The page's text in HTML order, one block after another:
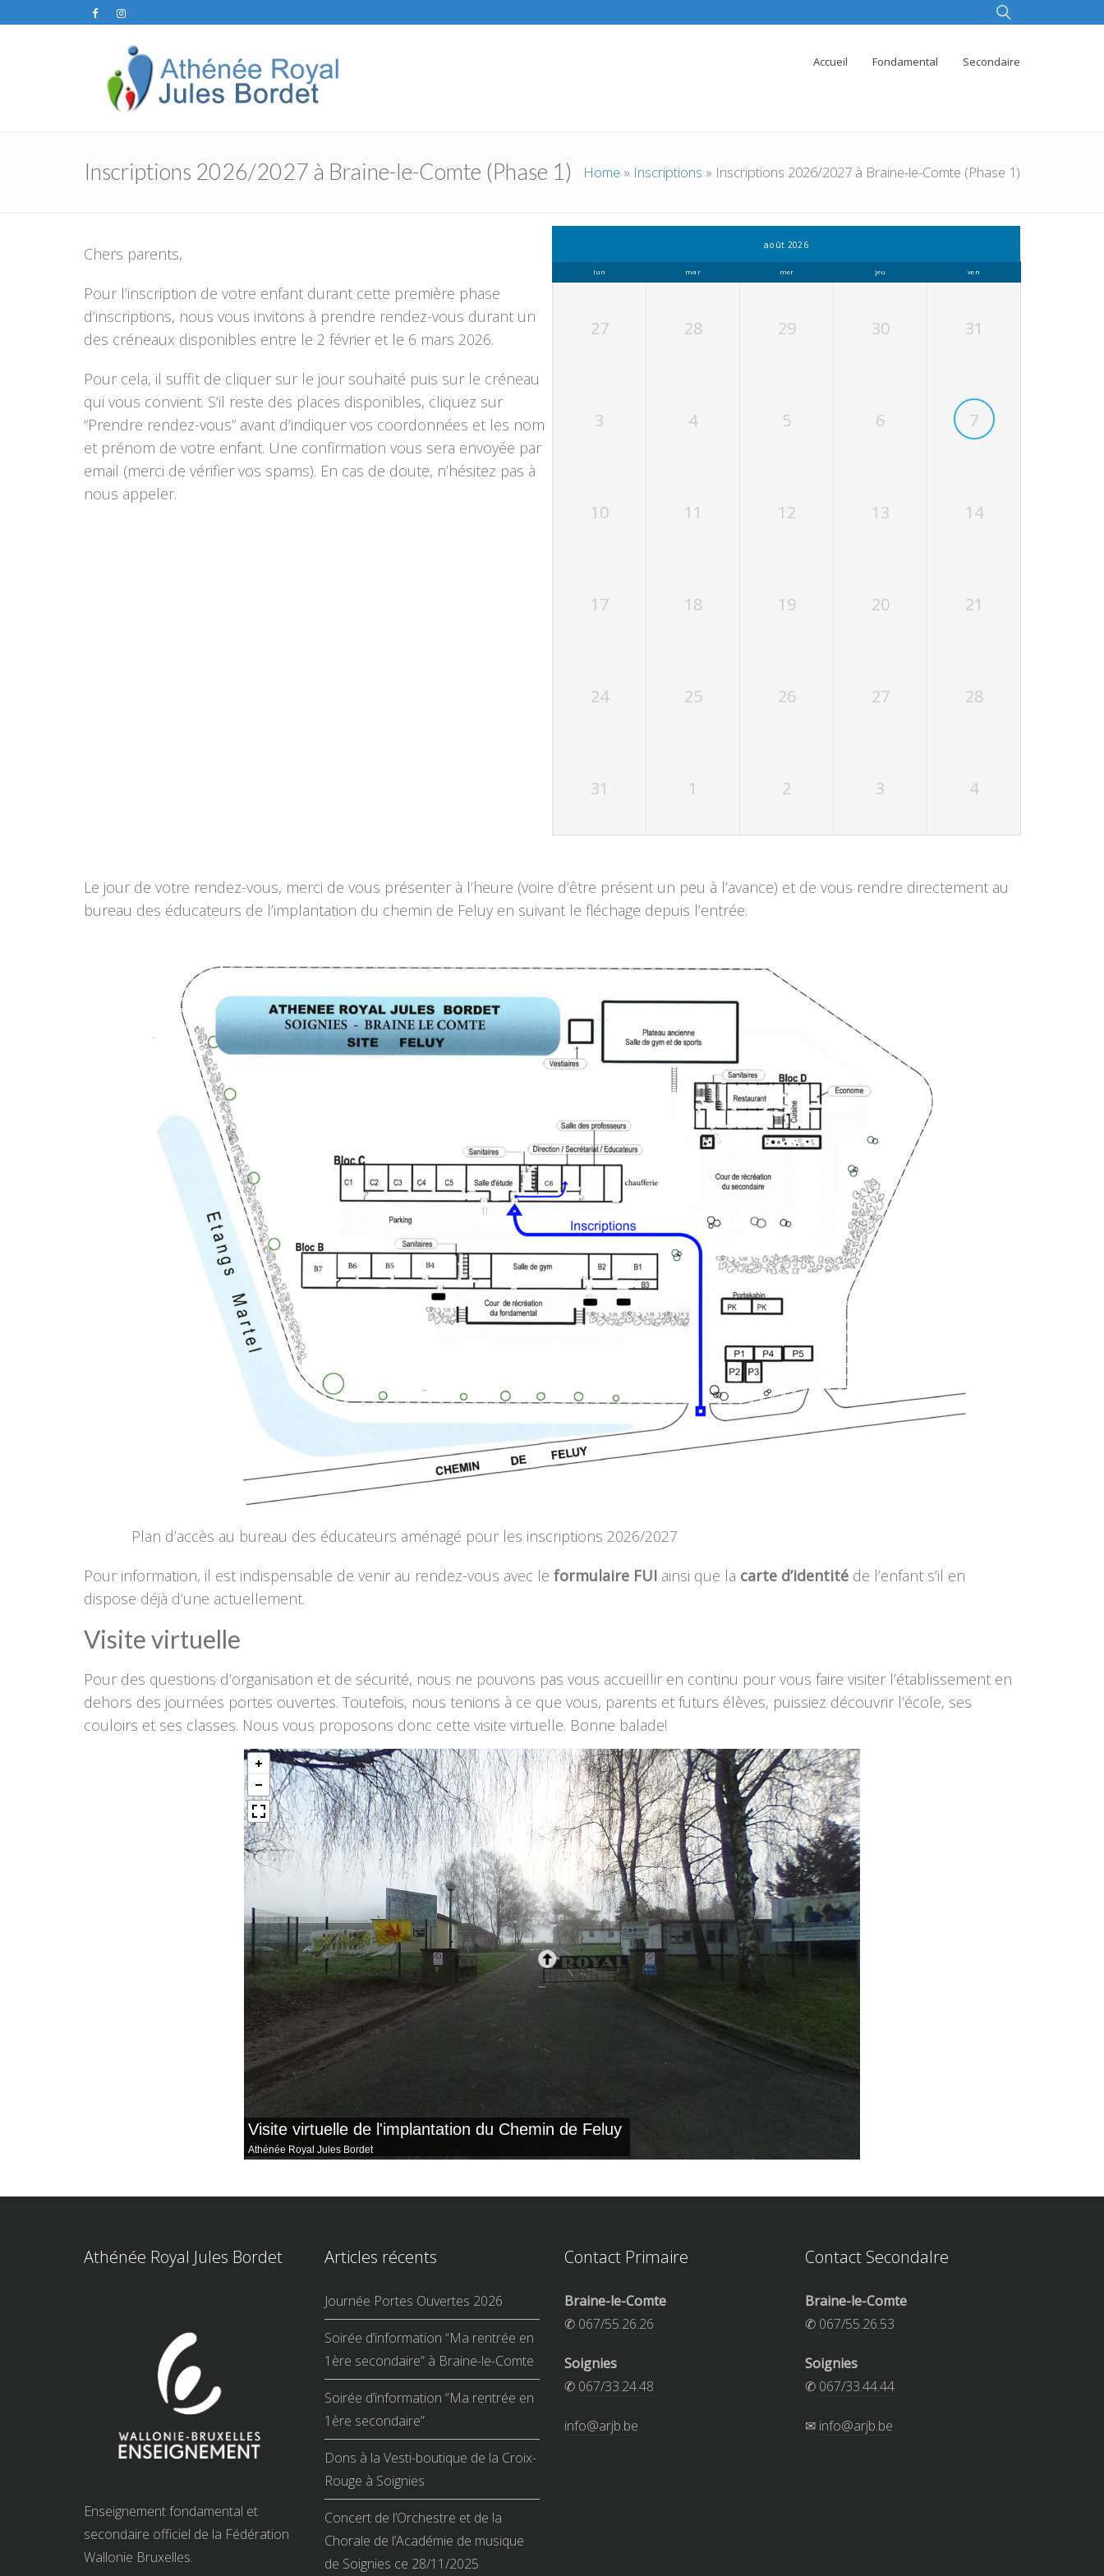
Accueil Fondamental Secondaire
Inscriptions 2026/2027 à Braine-le-Comte (Phase 1) Home » Inscriptions » Inscriptions 2026/2027 à Braine-le-Comte (Phase 1)
Chers parents,
Pour l’inscription de votre enfant durant cette première phase
d’inscriptions, nous vous invitons à prendre rendez-vous durant un
des créneaux disponibles entre le 2 février et le 6 mars 2026.
Pour cela, il suffit de cliquer sur le jour souhaité puis sur le créneau
qui vous convient. S’il reste des places disponibles, cliquez sur
“Prendre rendez-vous” avant d’indiquer vos coordonnées et les nom
et prénom de votre enfant. Une confirmation vous sera envoyée par
email (merci de vérifier vos spams). En cas de doute, n’hésitez pas à
nous appeler.
août 2026
lun mar mer jeu ven
27 28 29 30 31
3 4 5 6 7
10 11 12 13 14
17 18 19 20 21
24 25 26 27 28
31 1 2 3 4
Le jour de votre rendez-vous, merci de vous présenter à l’heure (voire d’être présent un peu à l’avance) et de vous rendre directement au
bureau des éducateurs de l’implantation du chemin de Feluy en suivant le fléchage depuis l’entrée.
Plan d’accès au bureau des éducateurs aménagé pour les inscriptions 2026/2027
Pour information, il est indispensable de venir au rendez-vous avec le formulaire FUI ainsi que la carte d’identité de l’enfant s’il en
dispose déjà d’une actuellement.
Visite virtuelle
Pour des questions d’organisation et de sécurité, nous ne pouvons pas vous accueillir en continu pour vous faire visiter l’établissement en
dehors des journées portes ouvertes. Toutefois, nous tenions à ce que vous, parents et futurs élèves, puissiez découvrir l’école, ses
couloirs et ses classes. Nous vous proposons donc cette visite virtuelle. Bonne balade!
Visite virtuelle de l'implantation du Chemin de Feluy
Athénée Royal Jules Bordet
Athénée Royal Jules Bordet
Enseignement fondamental et
secondaire officiel de la Fédération
Wallonie Bruxelles.
Articles récents
Journée Portes Ouvertes 2026
Soirée d’information “Ma rentrée en
1ère secondaire” à Braine-le-Comte
Soirée d’information “Ma rentrée en
1ère secondaire”
Dons à la Vesti-boutique de la Croix-
Rouge à Soignies
Concert de l’Orchestre et de la
Chorale de l’Académie de musique
de Soignies ce 28/11/2025
Contact Primaire
Braine-le-Comte
✆ 067/55.26.26
Soignies
✆ 067/33.24.48
info@arjb.be
Contact Secondalre
Braine-le-Comte
✆ 067/55.26.53
Soignies
✆ 067/33.44.44
✉ info@arjb.be